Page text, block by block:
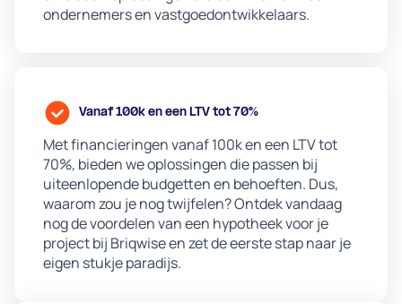
ondernemers en vastgoedontwikkelaars.
Vanaf 100k en een LTV tot 70%
Met financieringen vanaf 100k en een LTV tot
70%, bieden we oplossingen die passen bij
uiteenlopende budgetten en behoeften. Dus,
waarom zou je nog twijfelen? Ontdek vandaag
nog de voordelen van een hypotheek voor je
project bij Briqwise en zet de eerste stap naar je
eigen stukje paradijs.